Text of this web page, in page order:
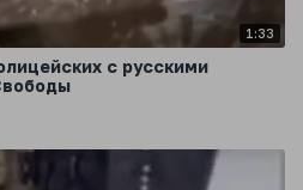
1:33
с русскими